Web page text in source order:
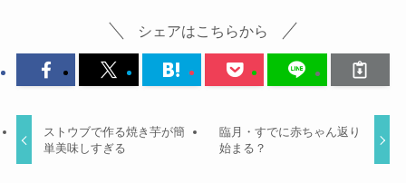
シェアはこちらから
ストウブで作る焼き芋が簡
単美味しすぎる
臨月・すでに赤ちゃん返り
始まる？